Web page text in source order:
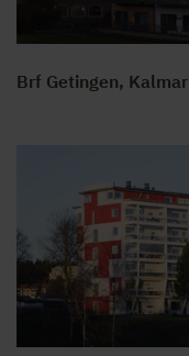
Brf Getingen, Kalmar